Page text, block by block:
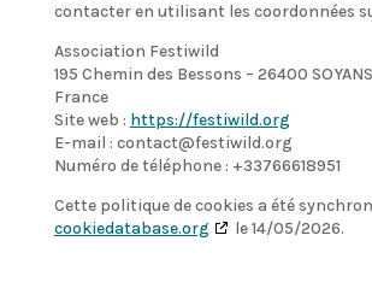
contacter en utilisant les coordonnées
Association Festiwild
195 Chemin des Bessons – 26400 SOYANS
France
Site web : https://festiwild.org
E-mail : contact@festiwild.org
Numéro de téléphone : +33766618951
Cette politique de cookies a été
cookiedatabase.org
le 14/05/2026.